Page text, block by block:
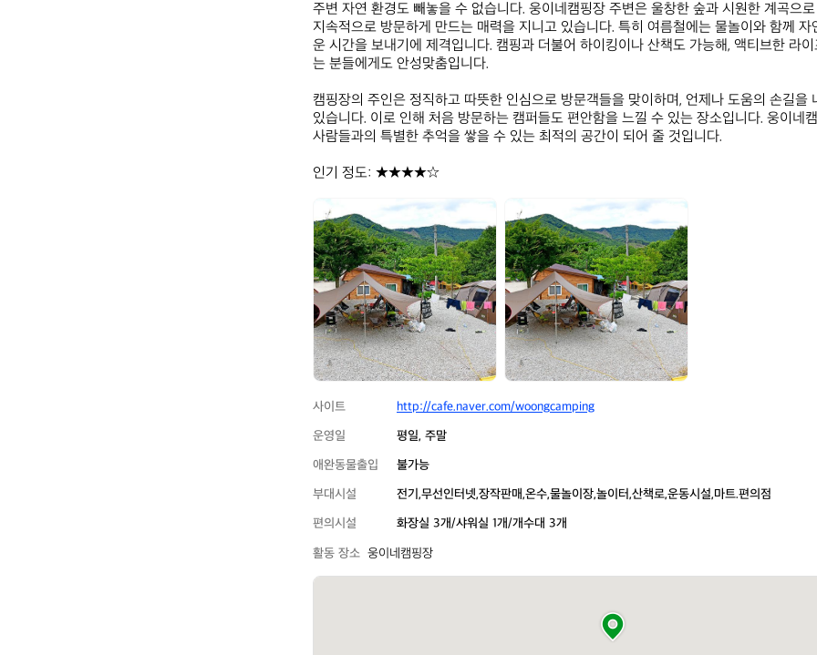
주변 자연 환경도 빼놓을 수 없습니다. 웅이네캠핑장 주변은 울창한 숲과 시원한 계곡으
지속적으로 방문하게 만드는 매력을 지니고 있습니다. 특히 여름철에는 물놀이와 함께 자
운 시간을 보내기에 제격입니다. 캠핑과 더불어 하이킹이나 산책도 가능해, 액티브한 라
는 분들에게도 안성맞춤입니다.
캠핑장의 주인은 정직하고 따뜻한 인심으로 방문객들을 맞이하며, 언제나 도움의 손길을
있습니다. 이로 인해 처음 방문하는 캠퍼들도 편안함을 느낄 수 있는 장소입니다. 웅이네
사람들과의 특별한 추억을 쌓을 수 있는 최적의 공간이 되어 줄 것입니다.
인기 정도: ★★★★☆
이
네
캠
핑
장
이
네
캠
핑
장
사이트
http://cafe.naver.com/woongcamping
운영일
평일, 주말
애완동물출입
불가능
부대시설
전기,무선인터넷,장작판매,온수,물놀이장,놀이터,산책로,운동시설,마트.편의점
편의시설
화장실 3개/샤워실 1개/개수대 3개
활동 장소 웅이네캠핑장